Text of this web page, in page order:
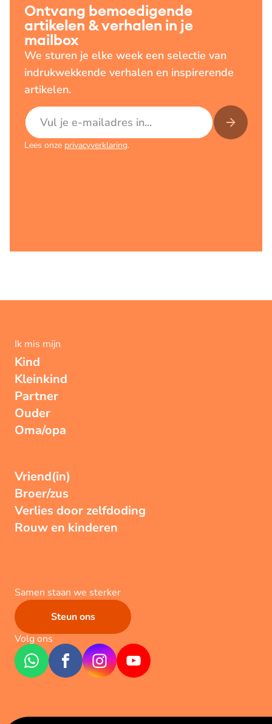
Ontvang bemoedigende
artikelen & verhalen in je
mailbox
We sturen je elke week een selectie van
indrukwekkende verhalen en inspirerende
artikelen.
E-mailadres
Lees onze privacyverklaring.
Ik mis mijn
Kind
Kleinkind
Partner
Ouder
Oma/opa
Vriend(in)
Broer/zus
Verlies door zelfdoding
Rouw en kinderen
Samen staan we sterker
Steun ons
Volg ons